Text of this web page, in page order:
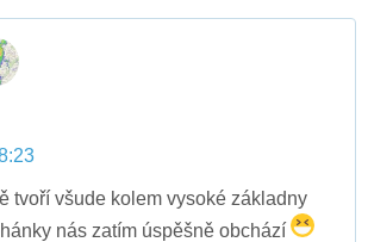
tvoří všude kolem vysoké základny
nás zatím úspěšně obchází